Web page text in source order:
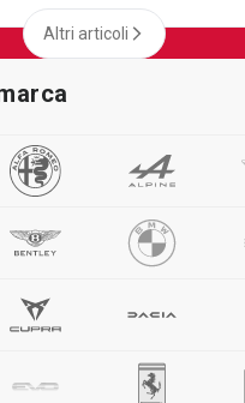
Altri articoli